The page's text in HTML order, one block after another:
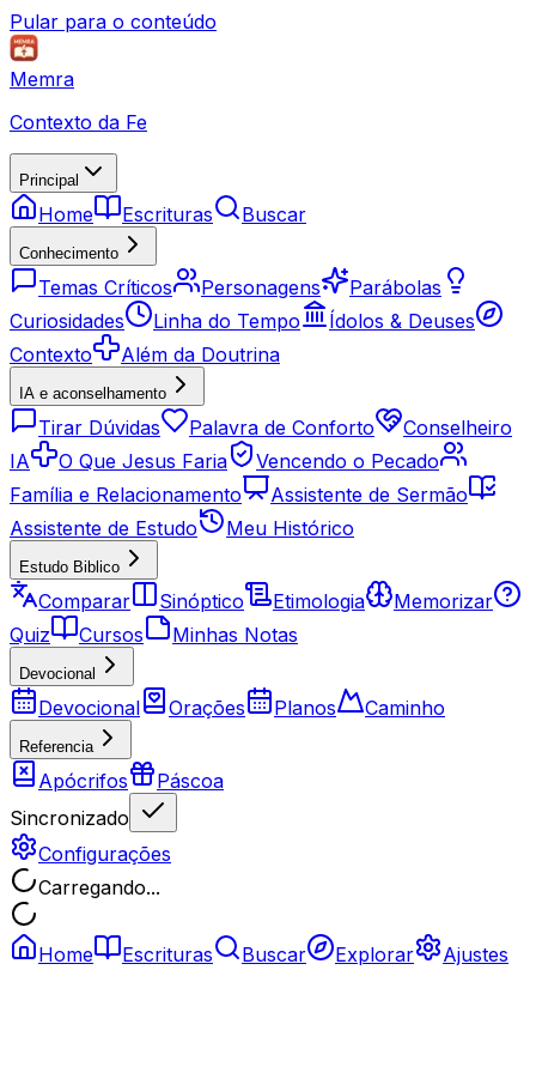
Pular para o conteúdo
Memra
Contexto da Fe
Principal
Home Escrituras Buscar
Conhecimento
Temas Críticos Personagens
Parábolas
Curiosidades
Linha do Tempo
Ídolos & Deuses
Contexto
Além da Doutrina
IA e aconselhamento
Tirar Dúvidas Palavra de Conforto
Conselheiro
IA
O Que Jesus Faria
Vencendo o Pecado
Família e Relacionamento
Assistente de Sermão
Assistente de Estudo
Meu Histórico
Estudo Biblico
Comparar Sinóptico Etimologia
Memorizar
Quiz
Cursos Minhas Notas
Devocional
Devocional Orações Planos Caminho
Referencia
Apócrifos
Páscoa
Sincronizado
Configurações
Carregando...
Home Escrituras Buscar Explorar Ajustes